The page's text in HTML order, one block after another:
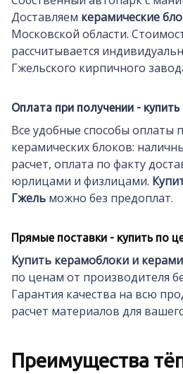
Доставляем керамические
Московской области.
рассчитывается
Гжельского кирпичного
Оплата при получении - купить
Все удобные способы оплаты
керамических блоков:
расчет, оплата по факту
юрлицами и физлицами.
Гжель можно без предоплат.
Прямые поставки - купить по
Купить керамоблоки и
по ценам от производителя
Гарантия качества на всю
расчет материалов для
Преимущества